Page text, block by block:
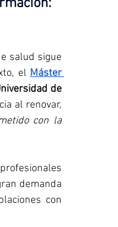
salud sigue
el Máster
de
al renovar,
con la
demanda
con